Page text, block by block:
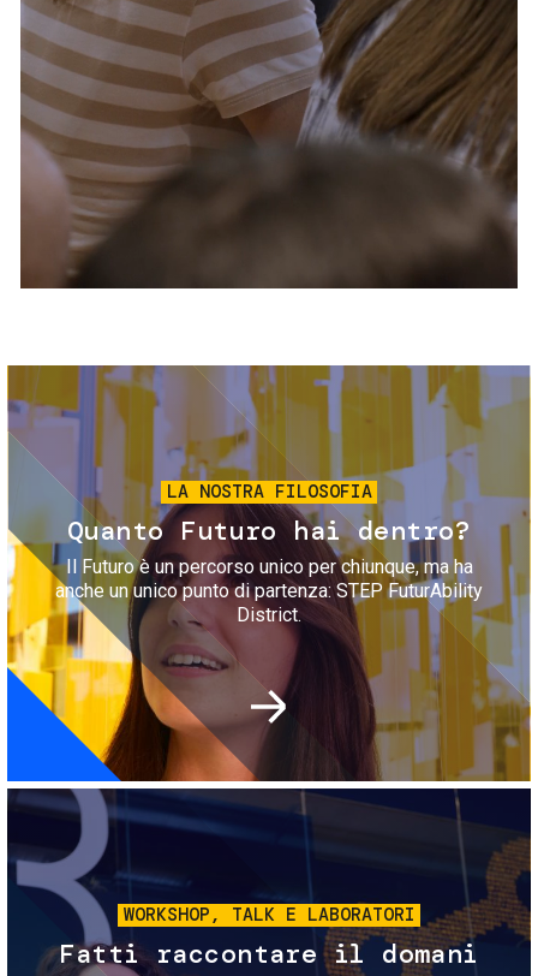
Servizi e accessibilità
Contatti
FAQ
Biglietti
Immagine
LA NOSTRA FILOSOFIA
Quanto Futuro hai dentro?
Il Futuro è un percorso unico per chiunque, ma ha
anche un unico punto di partenza: STEP FuturAbility
District.
Immagine
WORKSHOP, TALK E LABORATORI
Fatti raccontare il domani